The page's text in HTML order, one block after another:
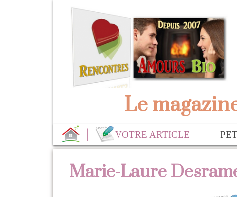
Le
VOTRE ARTICLE
Marie-Laure